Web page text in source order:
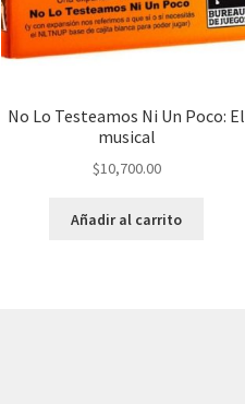
No Lo Testeamos Ni Un Poco: El
musical
$10,700.00
Añadir al carrito